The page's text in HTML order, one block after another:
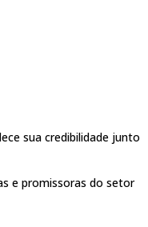
sua credibilidade junto
e promissoras do setor